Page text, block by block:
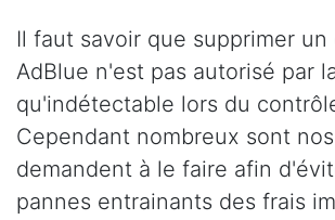
Il faut savoir que supprimer
AdBlue n'est pas autorisé par
qu'indétectable lors du
Cependant nombreux sont
demandent à le faire afin
pannes entrainants des frais